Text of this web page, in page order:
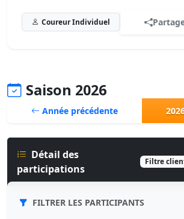
Coureur Individuel
Saison 2026
Année précédente
Détail des
participations
Filtre
FILTRER LES PARTICIPANTS